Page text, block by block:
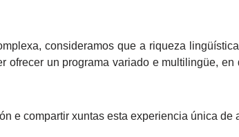
consideramos que a riqueza
ofrecer un programa variado e multilingüe,
e compartir xuntas esta experiencia única